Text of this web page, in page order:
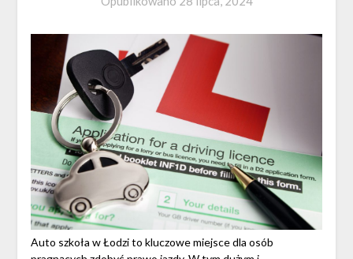
Auto szkoła w Łodzi to kluczowe miejsce dla osób